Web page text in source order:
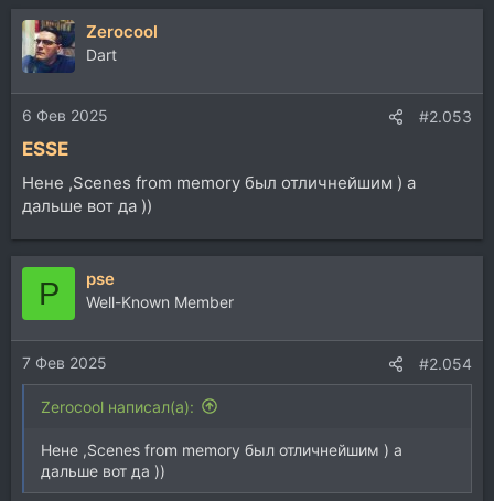
а
к
ц
и
и
:
Zerocool
Dart
6 Фев 2025 #2.053
ESSE
Нене ,Scenes from memory был отличнейшим ) а
дальше вот да ))
P pse
Well-Known Member
7 Фев 2025 #2.054
Zerocool написал(а):
Нене ,Scenes from memory был отличнейшим ) а
дальше вот да ))